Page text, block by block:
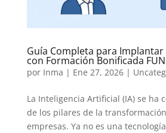
Guía Completa para Implantar
con Formación Bonificada
por Inma | Ene 27, 2026|
La Inteligencia Artificial (IA) se ha
de los pilares de la
empresas. Ya no es una